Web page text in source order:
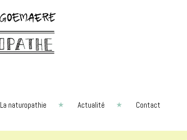
La naturopathie Actualité Contact